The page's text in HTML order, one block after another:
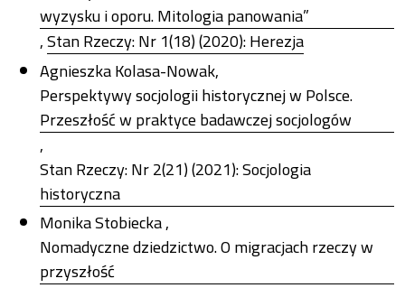
wyzysku i oporu. Mitologia panowania”
,Stan Rzeczy: Nr 1(18) (2020): Herezja
Agnieszka Kolasa-Nowak,
Perspektywy socjologii historycznej w Polsce.
Przeszłość w praktyce badawczej socjologów
,
Stan Rzeczy: Nr 2(21) (2021): Socjologia
historyczna
Monika Stobiecka ,
Nomadyczne dziedzictwo. O migracjach rzeczy w
przyszłość